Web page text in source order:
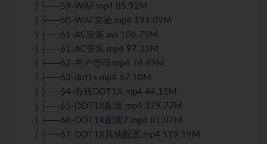
| ├──59-WAF.mp4 85.92M
| ├──60-WAF实验.mp4 191.09M
| ├──61-AC安装.avi 106.75M
| ├──61-AC安装.mp4 97.33M
| ├──62-用户管理.mp4 74.49M
| ├──63-dot1x.mp4 67.10M
| ├──64-有线DOT1X.mp4 44.11M
| ├──65-DOT1X配置.mp4 379.77M
| ├──66-DOT1X配置2.mp4 81.07M
| ├──67-DOT1X其他配置.mp4 119.19M